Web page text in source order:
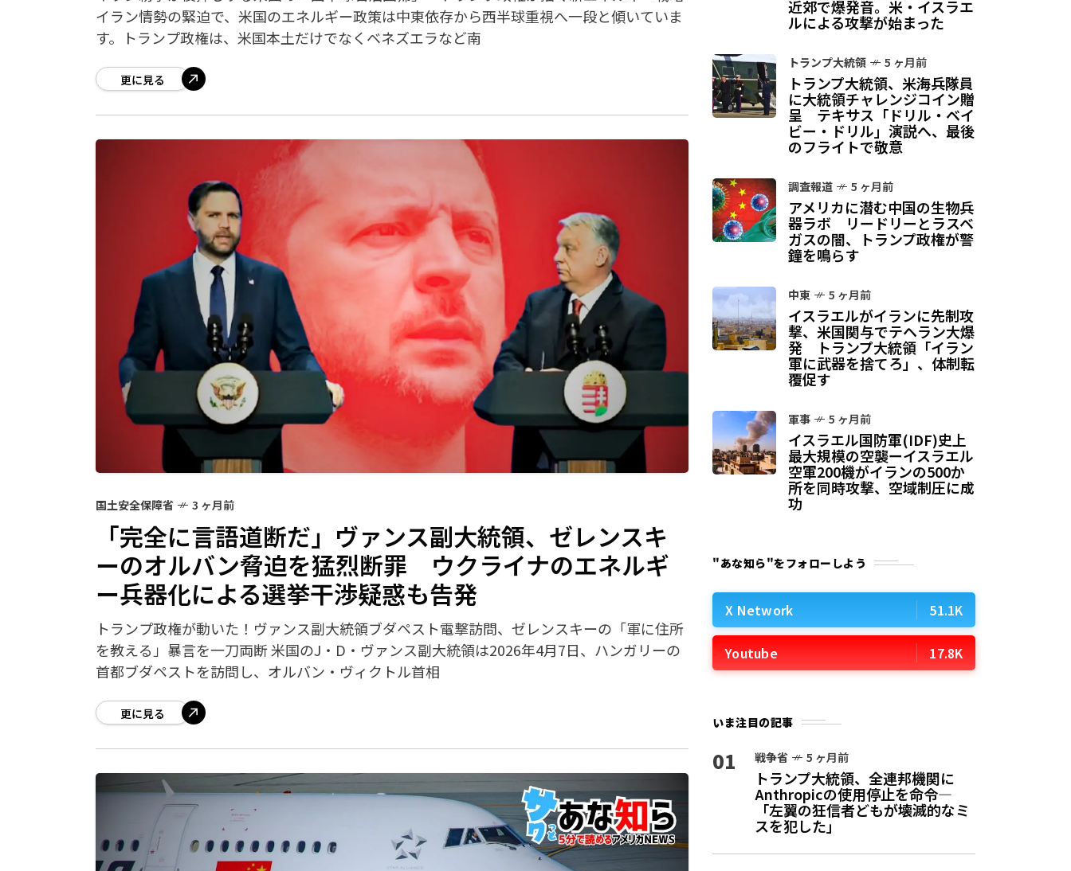
イラン情勢の緊迫で、米国のエネルギー政策は中東依存から西半球重視へ一段と傾いていま
す。トランプ政権は、米国本土だけでなくベネズエラなど南
更に見る
国土安全保障省 3 ヶ月前
「完全に言語道断だ」ヴァンス副大統領、ゼレンスキ
ーのオルバン脅迫を猛烈断罪 ウクライナのエネルギ
ー兵器化による選挙干渉疑惑も告発
トランプ政権が動いた！ヴァンス副大統領ブダペスト電撃訪問、ゼレンスキーの「軍に住所
を教える」暴言を一刀両断 米国のJ・D・ヴァンス副大統領は2026年4月7日、ハンガリーの
首都ブダペストを訪問し、オルバン・ヴィクトル首相
更に見る
近郊で爆発音。米・イスラエ
ルによる攻撃が始まった
トランプ大統領 5 ヶ月前
トランプ大統領、米海兵隊員
に大統領チャレンジコイン贈
呈 テキサス「ドリル・ベイ
ビー・ドリル」演説へ、最後
のフライトで敬意
調査報道 5 ヶ月前
アメリカに潜む中国の生物兵
器ラボ リードリーとラスベ
ガスの闇、トランプ政権が警
鐘を鳴らす
中東 5 ヶ月前
イスラエルがイランに先制攻
撃、米国関与でテヘラン大爆
発 トランプ大統領「イラン
軍に武器を捨てろ」、体制転
覆促す
軍事 5 ヶ月前
イスラエル国防軍(IDF)史上
最大規模の空襲ーイスラエル
空軍200機がイランの500か
所を同時攻撃、空域制圧に成
功
"あな知ら"をフォローしよう
X Network 51.1K
Youtube 17.8K
いま注目の記事
01 戦争省 5 ヶ月前
トランプ大統領、全連邦機関に
Anthropicの使用停止を命令—
「左翼の狂信者どもが壊滅的なミ
スを犯した」